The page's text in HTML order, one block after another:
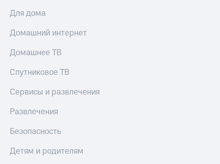
Для дома
Домашний интернет
Домашнее ТВ
Спутниковое ТВ
Сервисы и развлечения
Развлечения
Безопасность
Детям и родителям